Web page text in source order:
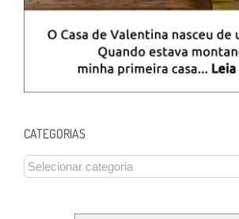
CATEGORIAS
CATEGORIAS